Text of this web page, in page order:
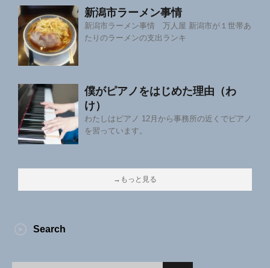
新潟市ラーメン事情
新潟市ラーメン事情 万人屋 新潟市が１世帯あ
たりのラーメンの支出ランキ
僕がピアノをはじめた理由（わ
け）
わたしはピアノ 12月から事務所の近くでピアノ
を習っています。
→もっと見る
Search